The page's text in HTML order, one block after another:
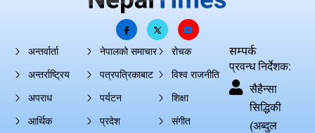
अन्तर्वार्ता
अन्तर्राष्ट्रिय
अपराध
आर्थिक
नेपालको समाचार
पत्रपत्रिकाबाट
पर्यटन
प्रदेश
रोचक
विश्व राजनीति
शिक्षा
संगीत
सम्पर्क
प्रवन्ध निर्देशक:
सैहैन्सा
सिद्धिकी
(अब्दुल